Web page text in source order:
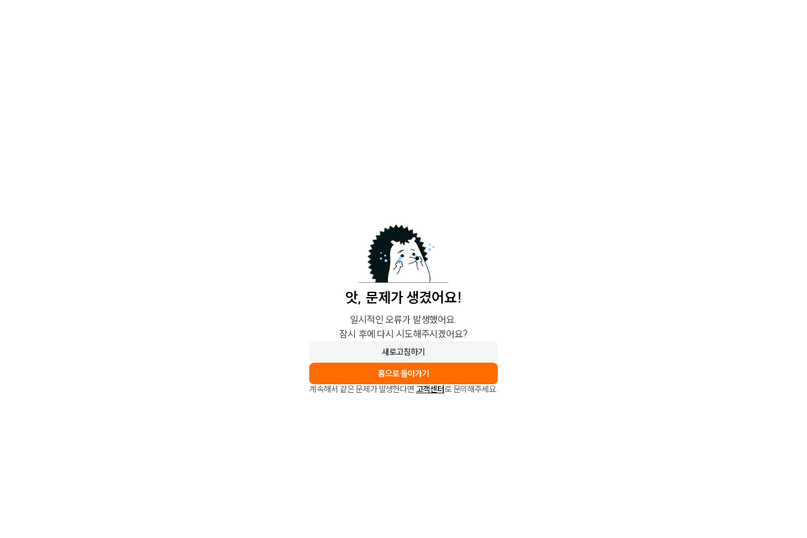
앗, 문제가 생겼어요!
일시적인 오류가 발생했어요.
잠시 후에 다시 시도해주시겠어요?
새로고침하기
홈으로 돌아가기
계속해서 같은 문제가 발생한다면 고객센터로 문의해주세요.